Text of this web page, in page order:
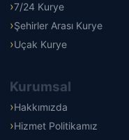
7/24 Kurye
Şehirler Arası Kurye
Uçak Kurye
Kurumsal
Hakkımızda
Hizmet Politikamız